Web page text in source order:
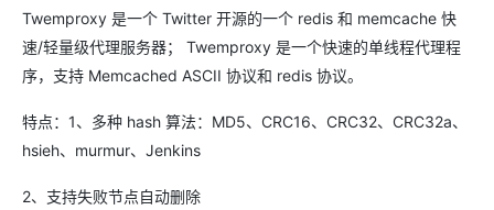
Twemproxy 是一个 Twitter 开源的一个 redis 和 memcache 快
速/轻量级代理服务器； Twemproxy 是一个快速的单线程代理程
序，支持 Memcached ASCII 协议和 redis 协议。
特点：1、多种 hash 算法：MD5、CRC16、CRC32、CRC32a、
hsieh、murmur、Jenkins
2、支持失败节点自动删除